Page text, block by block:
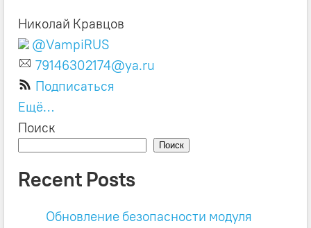
Николай Кравцов
@VampiRUS
79146302174@ya.ru
Подписаться
Ещё…
Поиск
Поиск
Recent Posts
Обновление безопасности модуля